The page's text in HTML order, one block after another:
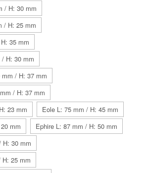
/ H: 30 mm
/ H: 25 mm
35 mm
H: 30 mm
/ H: 37 mm
/ H: 37 mm
23 mm
Eole L: 75 mm / H: 45 mm
mm
Ephire L: 87 mm / H: 50 mm
H: 30 mm
25 mm